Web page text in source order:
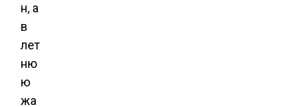
н, а
в
лет
ню
ю
жа